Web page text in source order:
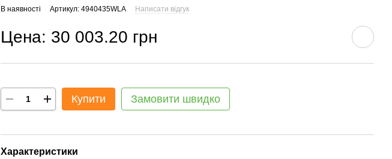
В наявності Артикул: 4940435WLA Написати відгук
Цена: 30 003.20 грн
Купити Замовити швидко
Характеристики